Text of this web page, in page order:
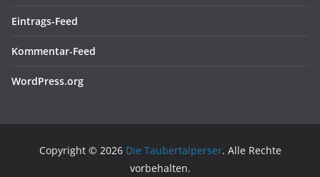
Eintrags-Feed
Kommentar-Feed
WordPress.org
Copyright © 2026 Die Taubertalperser. Alle Rechte
vorbehalten.